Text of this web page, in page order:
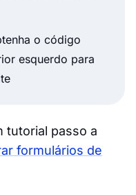
o código
esquerdo para
tutorial passo a
formulários de